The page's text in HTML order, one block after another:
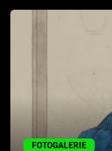
Cool Esport
FOTOGALERIE